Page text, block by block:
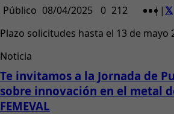
Público 08/04/2025 0 212 | |
Plazo solicitudes hasta el 13 de mayo
Noticia
Te invitamos a la Jornada de
sobre innovación en el metal
FEMEVAL